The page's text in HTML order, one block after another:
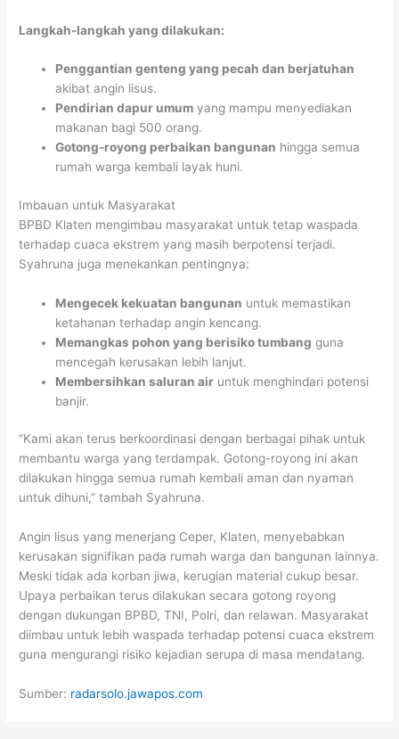
Langkah-langkah yang dilakukan:
Penggantian genteng yang pecah dan berjatuhan
akibat angin lisus.
Pendirian dapur umum yang mampu menyediakan
makanan bagi 500 orang.
Gotong-royong perbaikan bangunan hingga semua
rumah warga kembali layak huni.
Imbauan untuk Masyarakat
BPBD Klaten mengimbau masyarakat untuk tetap waspada
terhadap cuaca ekstrem yang masih berpotensi terjadi.
Syahruna juga menekankan pentingnya:
Mengecek kekuatan bangunan untuk memastikan
ketahanan terhadap angin kencang.
Memangkas pohon yang berisiko tumbang guna
mencegah kerusakan lebih lanjut.
Membersihkan saluran air untuk menghindari potensi
banjir.
“Kami akan terus berkoordinasi dengan berbagai pihak untuk
membantu warga yang terdampak. Gotong-royong ini akan
dilakukan hingga semua rumah kembali aman dan nyaman
untuk dihuni,” tambah Syahruna.
Angin lisus yang menerjang Ceper, Klaten, menyebabkan
kerusakan signifikan pada rumah warga dan bangunan lainnya.
Meski tidak ada korban jiwa, kerugian material cukup besar.
Upaya perbaikan terus dilakukan secara gotong royong
dengan dukungan BPBD, TNI, Polri, dan relawan. Masyarakat
diimbau untuk lebih waspada terhadap potensi cuaca ekstrem
guna mengurangi risiko kejadian serupa di masa mendatang.
Sumber: radarsolo.jawapos.com